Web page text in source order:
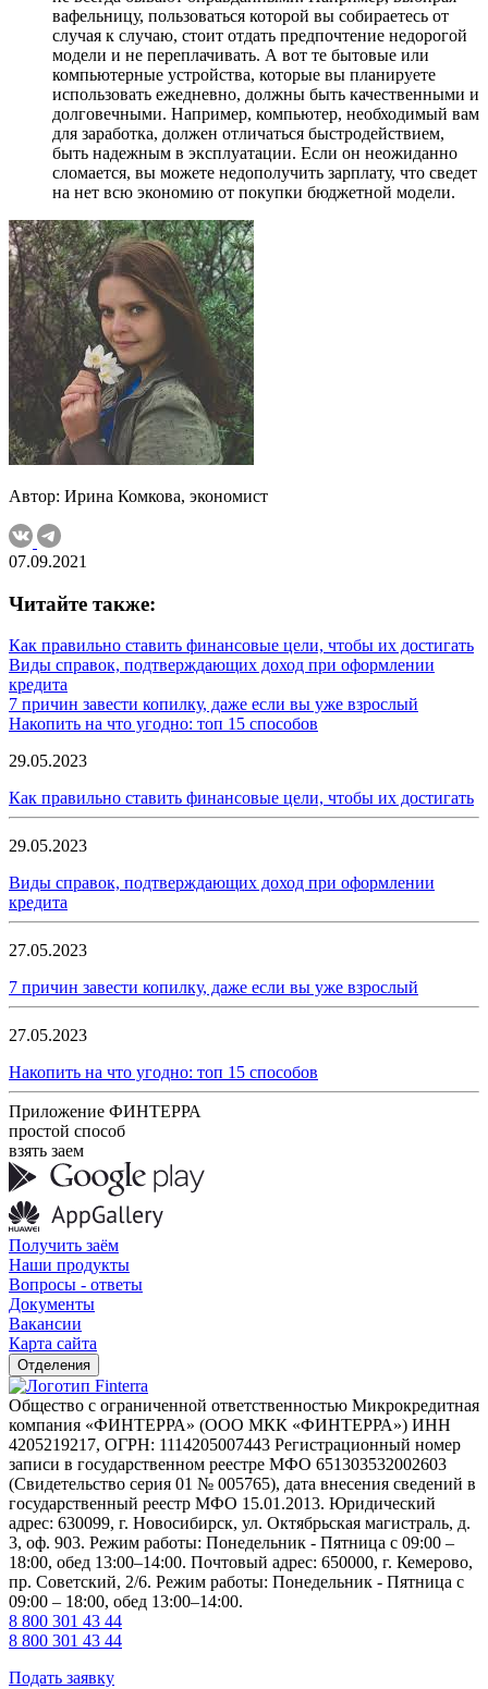
вафельницу, пользоваться которой вы собираетесь от
случая к случаю, стоит отдать предпочтение недорогой
модели и не переплачивать. А вот те бытовые или
компьютерные устройства, которые вы планируете
использовать ежедневно, должны быть качественными и
долговечными. Например, компьютер, необходимый вам
для заработка, должен отличаться быстродействием,
быть надежным в эксплуатации. Если он неожиданно
сломается, вы можете недополучить зарплату, что сведет
на нет всю экономию от покупки бюджетной модели.
Автор: Ирина Комкова, экономист
07.09.2021
Читайте также:
Как правильно ставить финансовые цели, чтобы их достигать
Виды справок, подтверждающих доход при оформлении
кредита
7 причин завести копилку, даже если вы уже взрослый
Накопить на что угодно: топ 15 способов
29.05.2023
Как правильно ставить финансовые цели, чтобы их достигать
29.05.2023
Виды справок, подтверждающих доход при оформлении
кредита
27.05.2023
7 причин завести копилку, даже если вы уже взрослый
27.05.2023
Накопить на что угодно: топ 15 способов
Приложение ФИНТЕРРА
простой способ
взять заем
Получить заём
Наши продукты
Вопросы - ответы
Документы
Вакансии
Карта сайта
Отделения
Общество с ограниченной ответственностью Микрокредитная
компания «ФИНТЕРРА» (ООО МКК «ФИНТЕРРА») ИНН
4205219217, ОГРН: 1114205007443 Регистрационный номер
записи в государственном реестре МФО 651303532002603
(Свидетельство серия 01 № 005765), дата внесения сведений в
государственный реестр МФО 15.01.2013. Юридический
адрес: 630099, г. Новосибирск, ул. Октябрьская магистраль, д.
3, оф. 903. Режим работы: Понедельник - Пятница с 09:00 –
18:00, обед 13:00–14:00. Почтовый адрес: 650000, г. Кемерово,
пр. Советский, 2/6. Режим работы: Понедельник - Пятница с
09:00 – 18:00, обед 13:00–14:00.
8 800 301 43 44
8 800 301 43 44
Подать заявку